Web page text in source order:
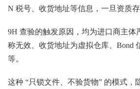
N 税号、收货地址等信息，一旦资质
9H 查验的触发原因，均为进口商主体
称无效、收货地址为虚拟仓库、Bond
等。
这种 “只锁文件、不验货物” 的模式，